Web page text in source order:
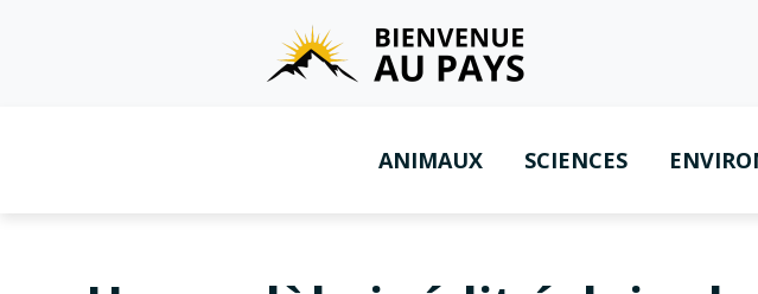
ANIMAUX SCIENCES